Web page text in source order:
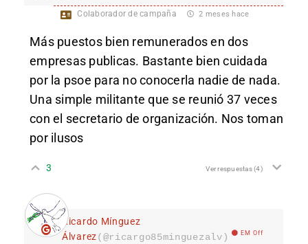
Colaborador de campaña 2 meses hace
Más puestos bien remunerados en dos
empresas publicas. Bastante bien cuidada
por la psoe para no conocerla nadie de nada.
Una simple militante que se reunió 37 veces
con el secretario de organización. Nos toman
por ilusos
3 Ver respuestas(4)
Ricardo Mínguez
Álvarez(@ricargo85minguezalv) EM Off